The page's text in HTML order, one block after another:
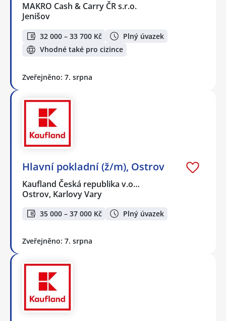
MAKRO Cash & Carry ČR s.r.o.
Jenišov
32 000 – 33 700 Kč
Plný úvazek
Vhodné také pro cizince
Zveřejněno: 7. srpna
Hlavní pokladní (ž/m), Ostrov
Kaufland Česká republika v.o…
Ostrov, Karlovy Vary
35 000 – 37 000 Kč Plný úvazek
Zveřejněno: 7. srpna